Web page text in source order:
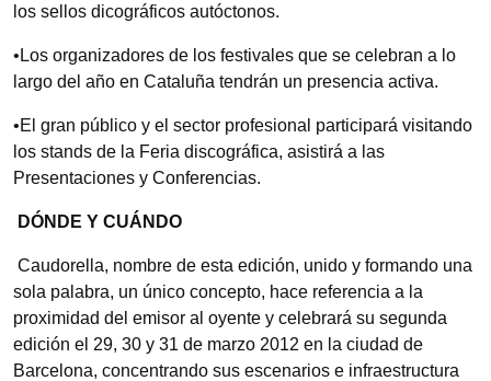
los sellos dicográficos autóctonos.
•Los organizadores de los festivales que se celebran a lo
largo del año en Cataluña tendrán un presencia activa.
•El gran público y el sector profesional participará visitando
los stands de la Feria discográfica, asistirá a las
Presentaciones y Conferencias.
DÓNDE Y CUÁNDO
Caudorella, nombre de esta edición, unido y formando una
sola palabra, un único concepto, hace referencia a la
proximidad del emisor al oyente y celebrará su segunda
edición el 29, 30 y 31 de marzo 2012 en la ciudad de
Barcelona, concentrando sus escenarios e infraestructura